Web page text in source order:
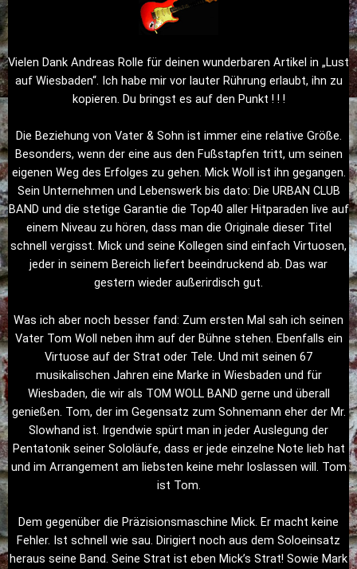
Vielen Dank Andreas Rolle für deinen wunderbaren Artikel in „Lust
auf Wiesbaden“. Ich habe mir vor lauter Rührung erlaubt, ihn zu
kopieren. Du bringst es auf den Punkt ! ! !
Die Beziehung von Vater & Sohn ist immer eine relative Größe.
Besonders, wenn der eine aus den Fußstapfen tritt, um seinen
eigenen Weg des Erfolges zu gehen. Mick Woll ist ihn gegangen.
Sein Unternehmen und Lebenswerk bis dato: Die URBAN CLUB
BAND und die stetige Garantie die Top40 aller Hitparaden live auf
einem Niveau zu hören, dass man die Originale dieser Titel
schnell vergisst. Mick und seine Kollegen sind einfach Virtuosen,
jeder in seinem Bereich liefert beeindruckend ab. Das war
gestern wieder außerirdisch gut.
Was ich aber noch besser fand: Zum ersten Mal sah ich seinen
Vater Tom Woll neben ihm auf der Bühne stehen. Ebenfalls ein
Virtuose auf der Strat oder Tele. Und mit seinen 67
musikalischen Jahren eine Marke in Wiesbaden und für
Wiesbaden, die wir als TOM WOLL BAND gerne und überall
genießen. Tom, der im Gegensatz zum Sohnemann eher der Mr.
Slowhand ist. Irgendwie spürt man in jeder Auslegung der
Pentatonik seiner Sololäufe, dass er jede einzelne Note lieb hat
und im Arrangement am liebsten keine mehr loslassen will. Tom
ist Tom.
Dem gegenüber die Präzisionsmaschine Mick. Er macht keine
Fehler. Ist schnell wie sau. Dirigiert noch aus dem Soloeinsatz
heraus seine Band. Seine Strat ist eben Mick’s Strat! Sowie Mark